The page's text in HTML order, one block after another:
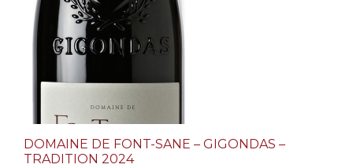
DOMAINE DE FONT-SANE – GIGONDAS –
TRADITION 2024